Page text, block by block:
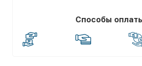
Способы